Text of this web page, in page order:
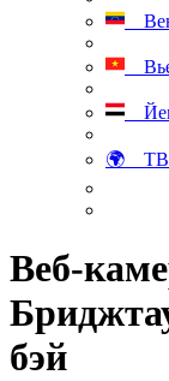
🌍 ТВ
Веб-
бэй